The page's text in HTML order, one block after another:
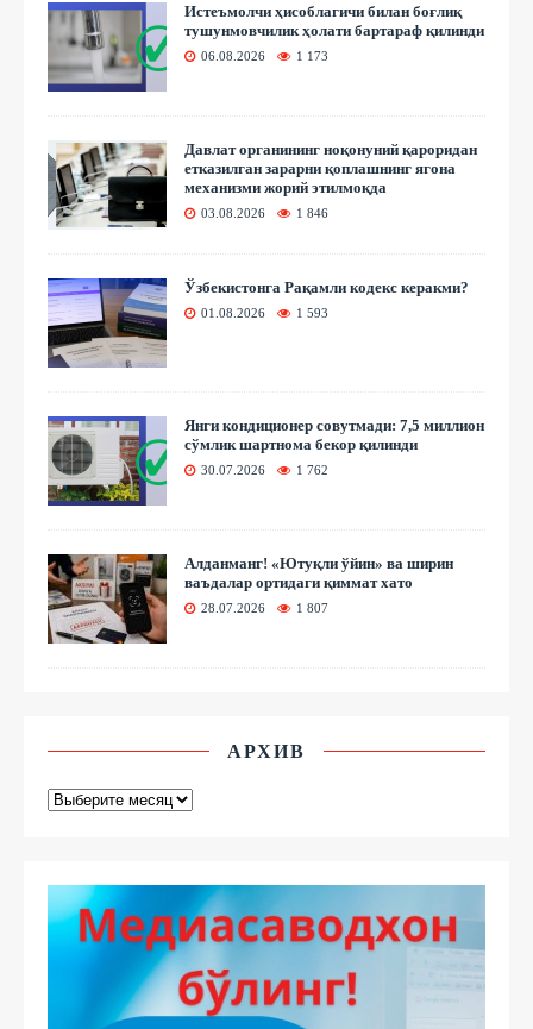
Истеъмолчи ҳисоблагичи билан боғлиқ
тушунмовчилик ҳолати бартараф қилинди
06.08.2026 1 173
Давлат органининг ноқонуний қароридан
етказилган зарарни қоплашнинг ягона
механизми жорий этилмоқда
03.08.2026 1 846
Ўзбекистонга Рақамли кодекс керакми?
01.08.2026 1 593
Янги кондиционер совутмади: 7,5 миллион
сўмлик шартнома бекор қилинди
30.07.2026 1 762
Алданманг! «Ютуқли ўйин» ва ширин
ваъдалар ортидаги қиммат хато
28.07.2026 1 807
АРХИВ